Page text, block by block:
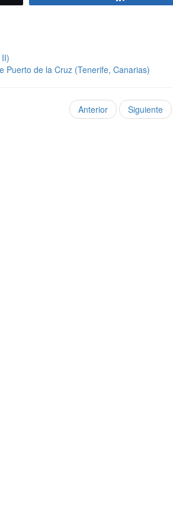
Puerto de la Cruz (Tenerife, Canarias)
Anterior Siguiente